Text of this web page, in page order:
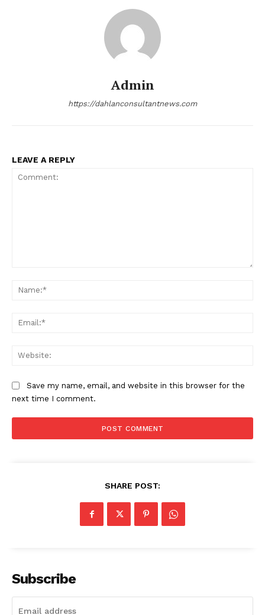
Admin
https://dahlanconsultantnews.com
LEAVE A REPLY
Save my name, email, and website in this browser for the
next time I comment.
SHARE POST:
Subscribe